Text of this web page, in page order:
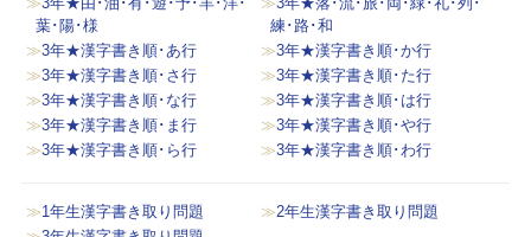
葉･陽･様
練･路･和
3年★漢字書き順･あ行
3年★漢字書き順･か行
3年★漢字書き順･さ行
3年★漢字書き順･た行
3年★漢字書き順･な行
3年★漢字書き順･は行
3年★漢字書き順･ま行
3年★漢字書き順･や行
3年★漢字書き順･ら行
3年★漢字書き順･わ行
1年生漢字書き取り問題
2年生漢字書き取り問題